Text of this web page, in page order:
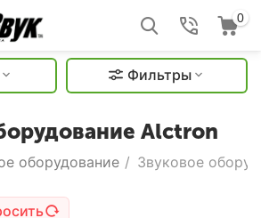
0
Фильтры
Alctron
оборудование / Звуковое